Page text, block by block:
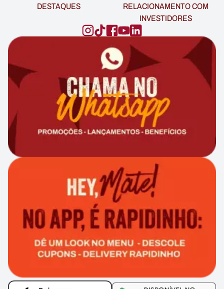
DESTAQUES
RELACIONAMENTO COM
INVESTIDORES